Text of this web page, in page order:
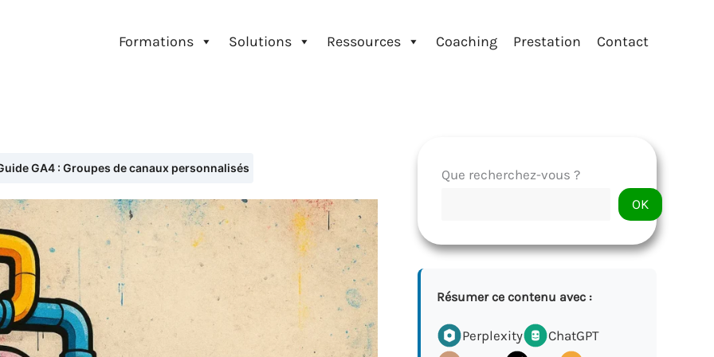
Formations Solutions Ressources Coaching Prestation Contact
GA4 : Groupes de canaux personnalisés
Que recherchez-vous ?
OK
Résumer ce contenu avec :
Perplexity
ChatGPT